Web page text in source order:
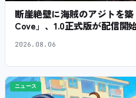
断崖絶壁に海賊のアジトを
Cove」、1.0正式版が配信開
2026.08.06
ニュース